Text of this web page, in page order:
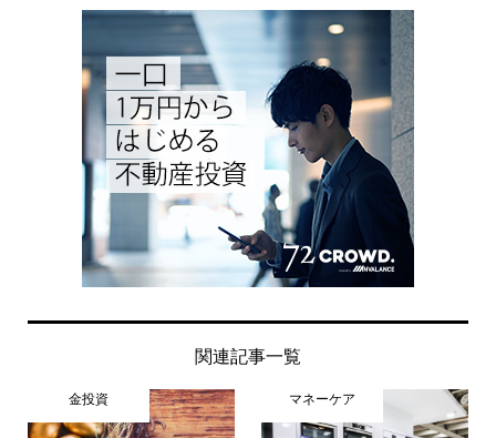
関連記事一覧
金投資 マネーケア